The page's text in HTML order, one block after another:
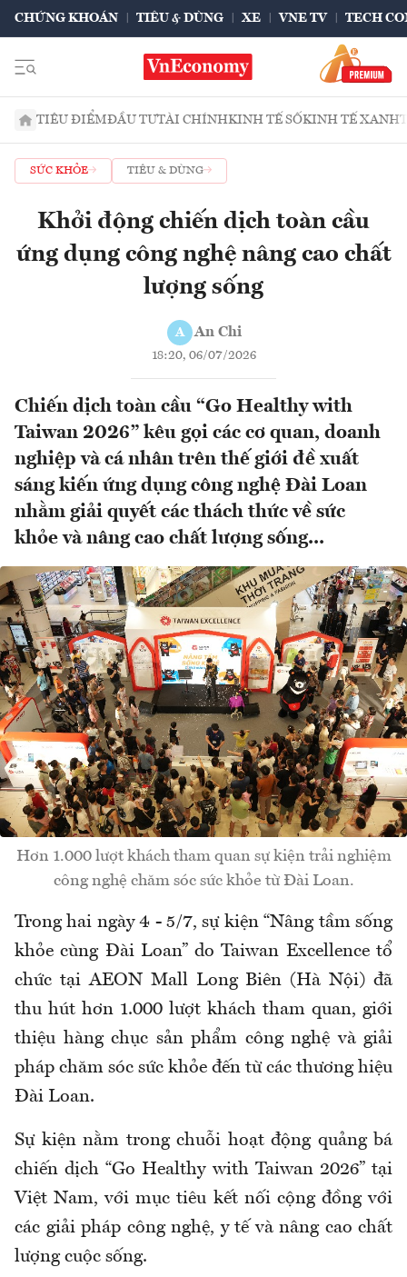
CHỨNG KHOÁN TIÊU & DÙNG XE VNE TV TECH
TIÊU ĐIỂMĐẦU TƯTÀI CHÍNHKINH TẾ SỐKINH TẾ XANH
SỨC KHỎE TIÊU & DÙNG
Khởi động chiến dịch toàn cầu
ứng dụng công nghệ nâng cao chất
lượng sống
A An Chi
18:20, 06/07/2026
Chiến dịch toàn cầu “Go Healthy with
Taiwan 2026” kêu gọi các cơ quan, doanh
nghiệp và cá nhân trên thế giới đề xuất
sáng kiến ứng dụng công nghệ Đài Loan
nhằm giải quyết các thách thức về sức
khỏe và nâng cao chất lượng sống...
Hơn 1.000 lượt khách tham quan sự kiện trải nghiệm
công nghệ chăm sóc sức khỏe từ Đài Loan.
Trong hai ngày 4 - 5/7, sự kiện “Nâng tầm sống
khỏe cùng Đài Loan” do Taiwan Excellence tổ
chức tại AEON Mall Long Biên (Hà Nội) đã
thu hút hơn 1.000 lượt khách tham quan, giới
thiệu hàng chục sản phẩm công nghệ và giải
pháp chăm sóc sức khỏe đến từ các thương hiệu
Đài Loan.
Sự kiện nằm trong chuỗi hoạt động quảng bá
chiến dịch “Go Healthy with Taiwan 2026” tại
Việt Nam, với mục tiêu kết nối cộng đồng với
các giải pháp công nghệ, y tế và nâng cao chất
lượng cuộc sống.